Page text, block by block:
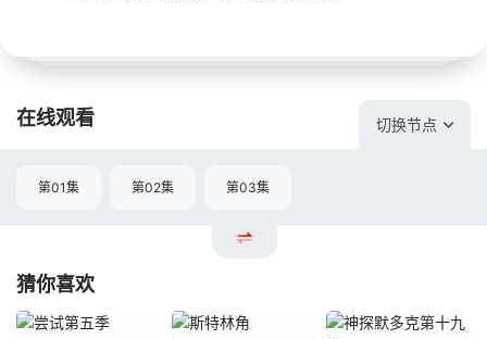
在线观看 切换节点
第01集 第02集 第03集
猜你喜欢